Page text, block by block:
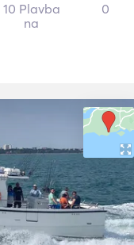
10 Plavba
na
0